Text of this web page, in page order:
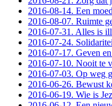
2016-08-14. Een
2016-08-07. Ruimte
2016-07-31. Alles is
2016-07-24.
2016-07-17. Geven
2016-07-10. Nooit te
2016-07-03. Op weg
2016-06-26. Bewust
2016-06-19. Wie is